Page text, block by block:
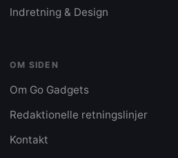
Indretning & Design
OM SIDEN
Om Go Gadgets
Redaktionelle retningslinjer
Kontakt